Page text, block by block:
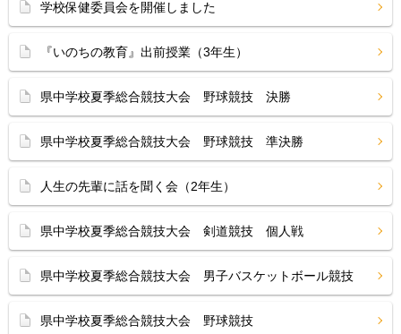
学校保健委員会を開催しました
『いのちの教育』出前授業（3年生）
県中学校夏季総合競技大会 野球競技 決勝
県中学校夏季総合競技大会 野球競技 準決勝
人生の先輩に話を聞く会（2年生）
県中学校夏季総合競技大会 剣道競技 個人戦
県中学校夏季総合競技大会 男子バスケットボール競技
県中学校夏季総合競技大会 野球競技